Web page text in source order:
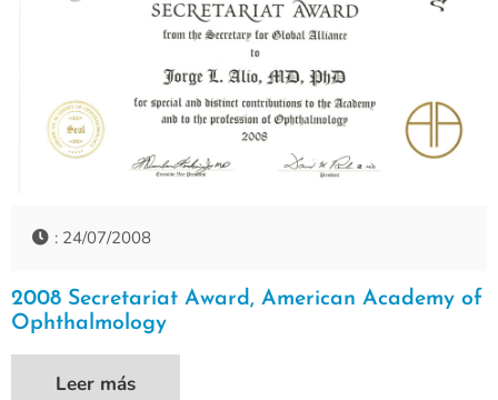
: 24/07/2008
2008 Secretariat Award, American Academy of
Ophthalmology
Leer más